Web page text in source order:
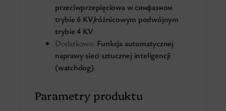
przeciwprzepięciowa w синфазном
trybie 6 KV/różnicowym podwójnym
trybie 4 KV.
Dodatkowo: Funkcja automatycznej
naprawy sieci sztucznej inteligencji
(watchdog).
Parametry produktu